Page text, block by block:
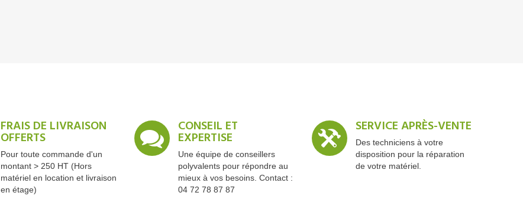
FRAIS DE LIVRAISON
OFFERTS
Pour toute commande d'un
montant > 250 HT (Hors
matériel en location et livraison
en étage)
CONSEIL ET
EXPERTISE
Une équipe de conseillers
polyvalents pour répondre au
mieux à vos besoins. Contact :
04 72 78 87 87
SERVICE APRÈS-VENTE
Des techniciens à votre
disposition pour la réparation
de votre matériel.